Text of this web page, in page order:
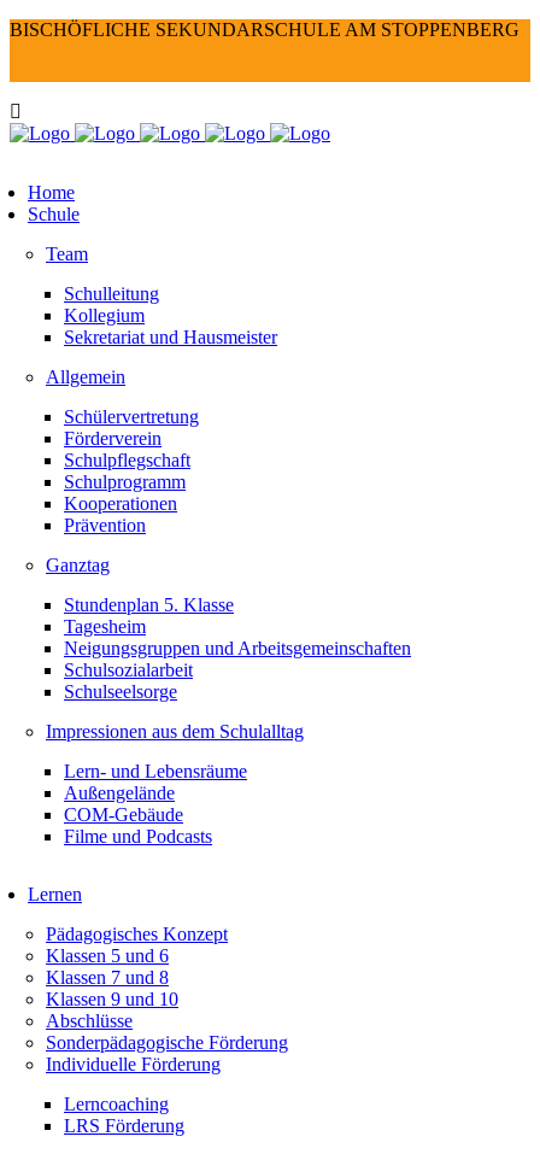
BISCHÖFLICHE SEKUNDARSCHULE AM STOPPENBERG
Home
Schule
Team
Schulleitung
Kollegium
Sekretariat und Hausmeister
Allgemein
Schülervertretung
Förderverein
Schulpflegschaft
Schulprogramm
Kooperationen
Prävention
Ganztag
Stundenplan 5. Klasse
Tagesheim
Neigungsgruppen und Arbeitsgemeinschaften
Schulsozialarbeit
Schulseelsorge
Impressionen aus dem Schulalltag
Lern- und Lebensräume
Außengelände
COM-Gebäude
Filme und Podcasts
Lernen
Pädagogisches Konzept
Klassen 5 und 6
Klassen 7 und 8
Klassen 9 und 10
Abschlüsse
Sonderpädagogische Förderung
Individuelle Förderung
Lerncoaching
LRS Förderung